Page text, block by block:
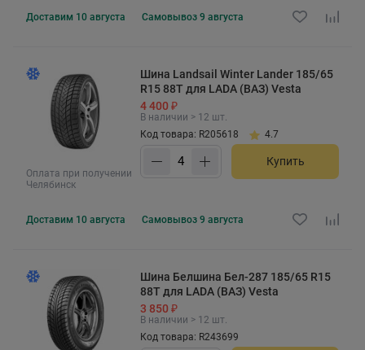
Доставим 10 августа Самовывоз 9 августа
Оплата при получении
Челябинск
Шина Landsail Winter Lander 185/65
R15 88T для LADA (ВАЗ) Vesta
4 400 ₽
В наличии > 12 шт.
Код товара: R205618
4.7
Купить
Доставим 10 августа Самовывоз 9 августа
Шина Белшина Бел-287 185/65 R15
88T для LADA (ВАЗ) Vesta
3 850 ₽
В наличии > 12 шт.
Код товара: R243699